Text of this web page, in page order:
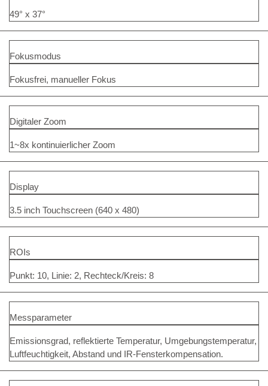
49° x 37°
Fokusmodus
Fokusfrei, manueller Fokus
Digitaler Zoom
1~8x kontinuierlicher Zoom
Display
3.5 inch Touchscreen (640 x 480)
ROIs
Punkt: 10, Linie: 2, Rechteck/Kreis: 8
Messparameter
Emissionsgrad, reflektierte Temperatur, Umgebungstemperatur,
Luftfeuchtigkeit, Abstand und IR-Fensterkompensation.